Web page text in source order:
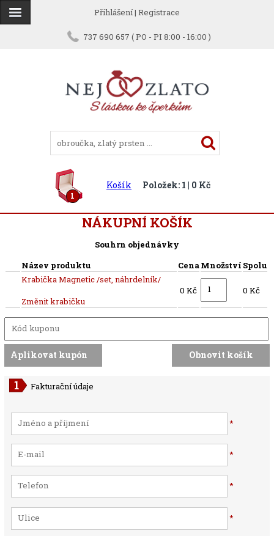
Přihlášení| Registrace
737 690 657 ( PO - PI 8:00 - 16:00 )
1
Košík Položek: 1 | 0 Kč
NÁKUPNÍ KOŠÍK
Souhrn objednávky
Název produktu
CenaMnožství Spolu
Krabička Magnetic /set, náhrdelník/
Změnit krabičku
0 Kč 0 Kč
Fakturační údaje
*
*
*
*